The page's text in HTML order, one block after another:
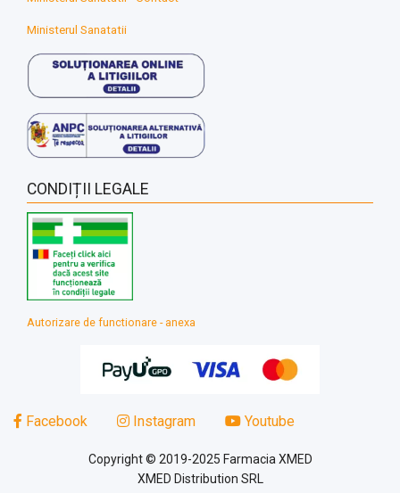
Ministerul Sanatatii
CONDIȚII LEGALE
Autorizare de functionare - anexa
Facebook Instagram Youtube
Copyright © 2019-2025 Farmacia XMED
XMED Distribution SRL